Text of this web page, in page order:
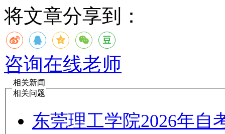
将文章分享到：
咨询在线老师
相关新闻
相关问题
东莞理工学院2026年自